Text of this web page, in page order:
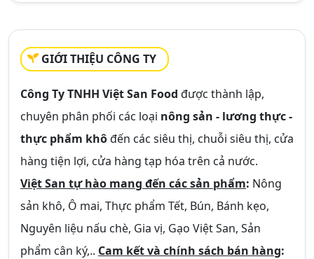
GIỚI THIỆU CÔNG TY
Công Ty TNHH Việt San Food được thành lập,
chuyên phân phối các loại nông sản - lương thực -
thực phẩm khôđến các siêu thị, chuỗi siêu thị, cửa
hàng tiện lợi, cửa hàng tạp hóa trên cả nước.
Việt San tự hào mang đến các sản phẩm: Nông
sản khô, Ô mai, Thực phẩm Tết, Bún, Bánh kẹo,
Nguyên liệu nấu chè, Gia vị, Gạo Việt San, Sản
phẩm cân ký,.. Cam kết và chính sách bán hàng: